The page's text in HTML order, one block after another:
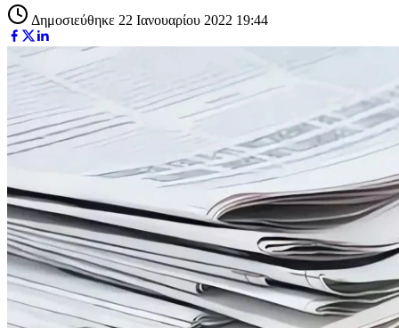
Δημοσιεύθηκε 22 Ιανουαρίου 2022 19:44